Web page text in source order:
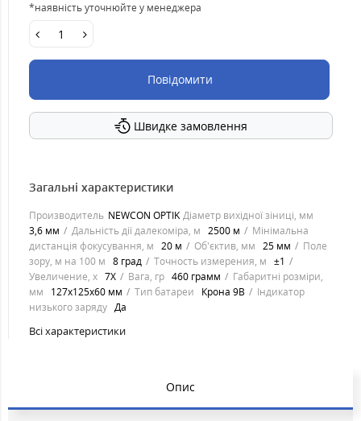
*наявність уточнюйте у менеджера
Повідомити
Швидке замовлення
Загальні характеристики
Производитель NEWCON OPTIK Діаметр вихідної зіниці, мм
3,6 мм
Дальність дії далекоміра, м 2500 м
Мінімальна
дистанція фокусування, м 20 м Об'єктив, мм 25 мм
Поле
зору, м на 100 м 8 град Точность измерения, м ±1
Увеличение, х 7Х Вага, гр 460 грамм
Габаритні розміри,
мм
127х125х60 мм Тип батареи Крона 9В
Індикатор
низького заряду Да
Всі характеристики
Опис